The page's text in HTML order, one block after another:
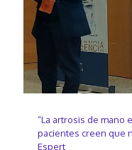
“La artrosis de mano
pacientes creen que
Espert